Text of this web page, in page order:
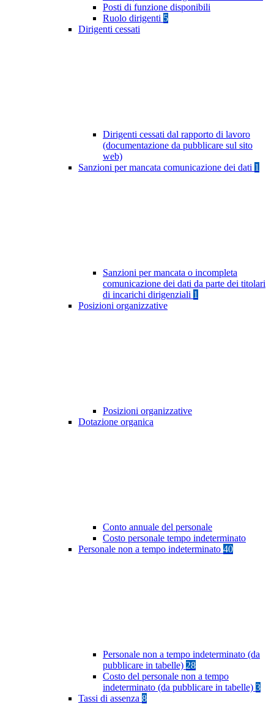
Posti di funzione disponibili
Ruolo dirigenti 5
Dirigenti cessati
Dirigenti cessati dal rapporto di lavoro
(documentazione da pubblicare sul sito
web)
Sanzioni per mancata comunicazione dei dati 1
Sanzioni per mancata o incompleta
comunicazione dei dati da parte dei titolari
di incarichi dirigenziali 1
Posizioni organizzative
Posizioni organizzative
Dotazione organica
Conto annuale del personale
Costo personale tempo indeterminato
Personale non a tempo indeterminato 40
Personale non a tempo indeterminato (da
pubblicare in tabelle) 28
Costo del personale non a tempo
indeterminato (da pubblicare in tabelle) 3
Tassi di assenza 8